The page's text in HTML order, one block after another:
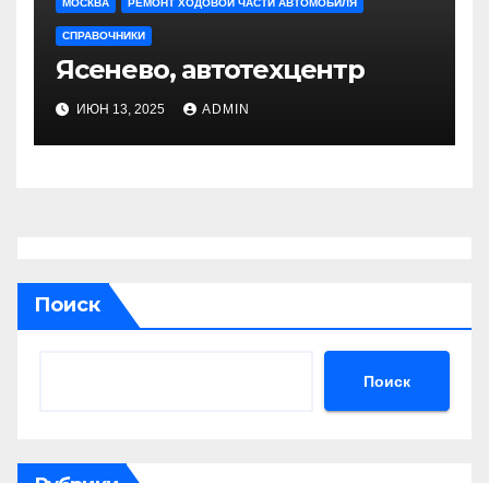
МОСКВА РЕМОНТ ХОДОВОЙ ЧАСТИ АВТОМОБИЛЯ
СПРАВОЧНИКИ
Ясенево, автотехцентр
ИЮН 13, 2025 ADMIN
Поиск
Поиск